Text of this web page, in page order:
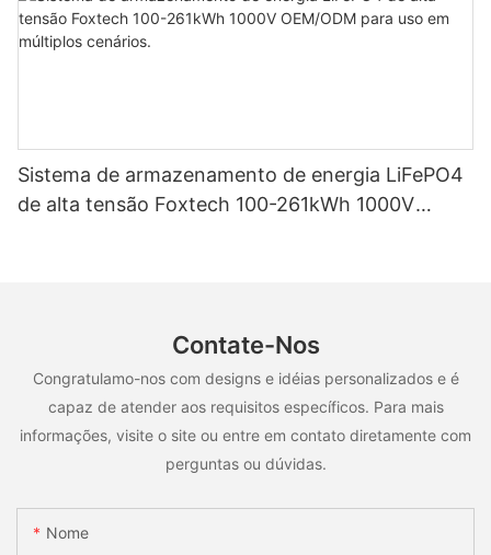
Sistema de armazenamento de energia LiFePO4
de alta tensão Foxtech 100-261kWh 1000V
Contate-Nos
Congratulamo-nos com designs e idéias personalizados e é
capaz de atender aos requisitos específicos. Para mais
informações, visite o site ou entre em contato diretamente com
perguntas ou dúvidas.
Nome